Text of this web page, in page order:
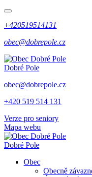
+420519514131
obec@dobrepole.cz
Dobré Pole
obec@dobrepole.cz
+420 519 514 131
Verze pro seniory
Mapa webu
Dobré Pole
Obec
Obecně